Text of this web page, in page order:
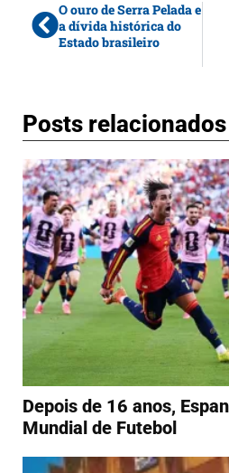
O ouro de Serra Pelada e
a dívida histórica do
Estado brasileiro
Posts relacionados
Depois de 16 anos,
Mundial de Futebol